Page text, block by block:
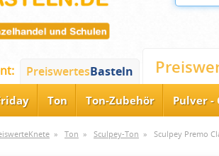
PreiswertesBasteln
Ton Ton-Zubehör Pulver -
» Ton » Sculpey-Ton » Sculpey Premo